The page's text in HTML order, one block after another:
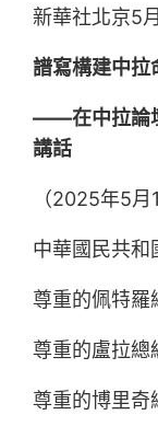
新華社北京5
譜寫構建中拉
——在中拉論
講話
（2025年5月
中華國民共
尊重的佩特羅
尊重的盧拉總
尊重的博里奇